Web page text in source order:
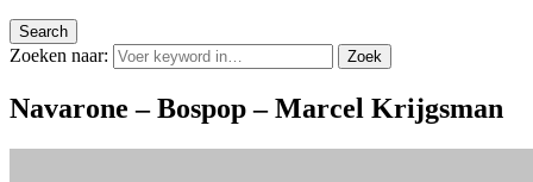
Search
Zoeken naar: Zoek
Navarone – Bospop – Marcel Krijgsman